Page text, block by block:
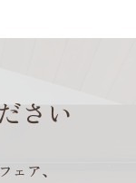
さい
ェア、